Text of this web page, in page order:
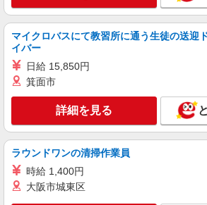
製造オペレーター（日勤
時給1500円 ※交通費
【月収例】27.0万円（20
パーソルファクトリーパートナーズ株式会社
基盤の製造・検査（2交替
基本時給1500円・深
額支給（規定あり） 【月
マイクロバスにて教習所に通う生徒の送迎
イバー
日給 15,850円
箕面市
詳細を見る
ラウンドワンの清掃作業員
時給 1,400円
大阪市城東区